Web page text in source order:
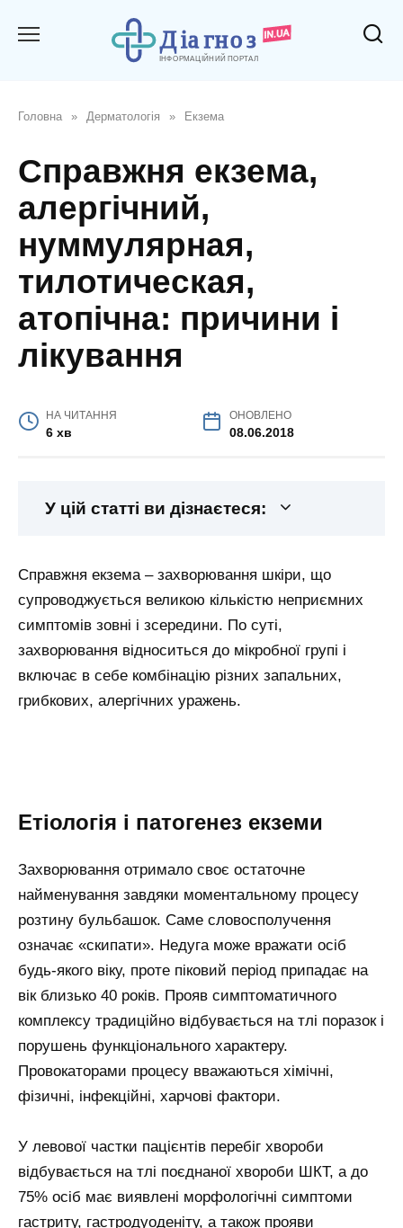
Головна » Дерматологія » Екзема
Справжня екзема,
алергічний,
нуммулярная,
тилотическая,
атопічна: причини і
лікування
НА ЧИТАННЯ
6 хв
ОНОВЛЕНО
08.06.2018
У цій статті ви дізнаєтеся:
Справжня екзема – захворювання шкіри, що
супроводжується великою кількістю неприємних
симптомів зовні і зсередини. По суті,
захворювання відноситься до мікробної групі і
включає в себе комбінацію різних запальних,
грибкових, алергічних уражень.
Етіологія і патогенез екземи
Захворювання отримало своє остаточне
найменування завдяки моментальному процесу
розтину бульбашок. Саме словосполучення
означає «скипати». Недуга може вражати осіб
будь-якого віку, проте піковий період припадає на
вік близько 40 років. Прояв симптоматичного
комплексу традиційно відбувається на тлі поразок і
порушень функціонального характеру.
Провокаторами процесу вважаються хімічні,
фізичні, інфекційні, харчові фактори.
У левової частки пацієнтів перебіг хвороби
відбувається на тлі поєднаної хвороби ШКТ, а до
75% осіб має виявлені морфологічні симптоми
гастриту, гастродуоденіту, а також прояви